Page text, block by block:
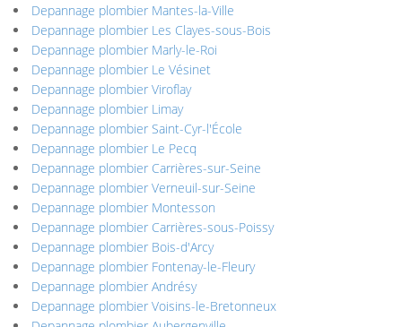
Depannage plombier Mantes-la-Ville
Depannage plombier Les Clayes-sous-Bois
Depannage plombier Marly-le-Roi
Depannage plombier Le Vésinet
Depannage plombier Viroflay
Depannage plombier Limay
Depannage plombier Saint-Cyr-l'École
Depannage plombier Le Pecq
Depannage plombier Carrières-sur-Seine
Depannage plombier Verneuil-sur-Seine
Depannage plombier Montesson
Depannage plombier Carrières-sous-Poissy
Depannage plombier Bois-d'Arcy
Depannage plombier Fontenay-le-Fleury
Depannage plombier Andrésy
Depannage plombier Voisins-le-Bretonneux